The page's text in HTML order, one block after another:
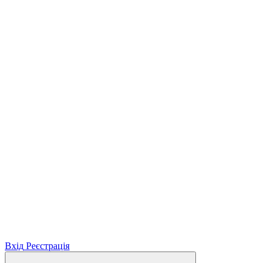
Вхід Реєстрація